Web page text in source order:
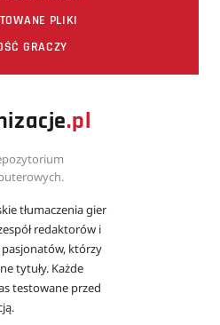
PLIKI
GRACZY
.pl
tłumaczenia gier
redaktorów i
pasjonatów, którzy
tytuły. Każde
testowane przed